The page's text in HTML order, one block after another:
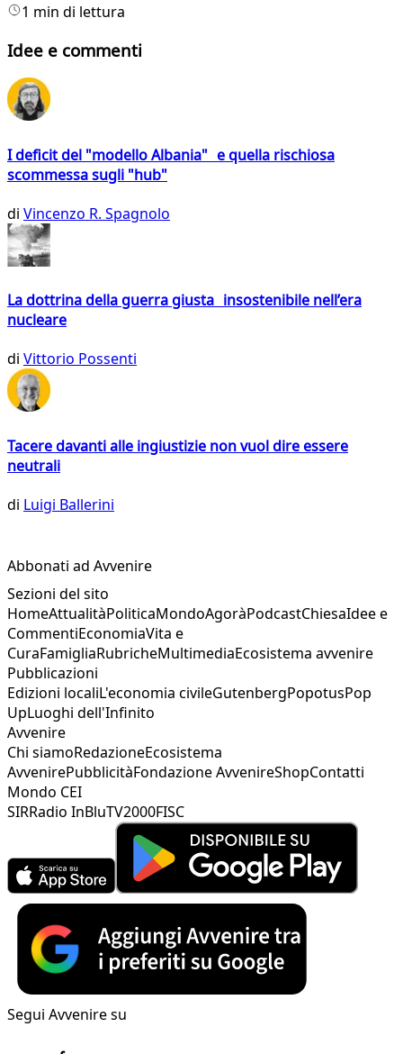
1 min di lettura
Idee e commenti
I deficit del "modello Albania" e quella rischiosa
scommessa sugli "hub"
di Vincenzo R. Spagnolo
La dottrina della guerra giusta insostenibile nell’era
nucleare
di Vittorio Possenti
Tacere davanti alle ingiustizie non vuol dire essere
neutrali
di Luigi Ballerini
Abbonati ad Avvenire
Sezioni del sito
HomeAttualitàPoliticaMondoAgoràPodcastChiesaIdee e
CommentiEconomiaVita e
CuraFamigliaRubricheMultimediaEcosistema avvenire
Pubblicazioni
Edizioni localiL'economia civileGutenbergPopotusPop
UpLuoghi dell'Infinito
Avvenire
Chi siamoRedazioneEcosistema
AvvenirePubblicitàFondazione AvvenireShopContatti
Mondo CEI
SIRRadio InBluTV2000FISC
Segui Avvenire su